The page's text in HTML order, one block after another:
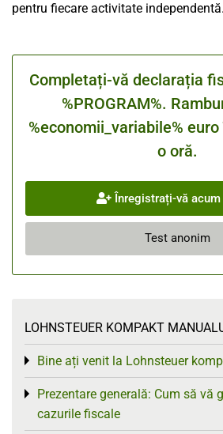
pentru fiecare activitate independentă.
Completați-vă declarația
%PROGRAM%.
%economii_variabile%
o oră.
Înregistrați-vă
Test anonim
LOHNSTEUER KOMPAKT
Bine ați venit la Lohnsteuer
Toggle menu
Prezentare generală: Cum să vă
cazurile fiscale
Toggle menu